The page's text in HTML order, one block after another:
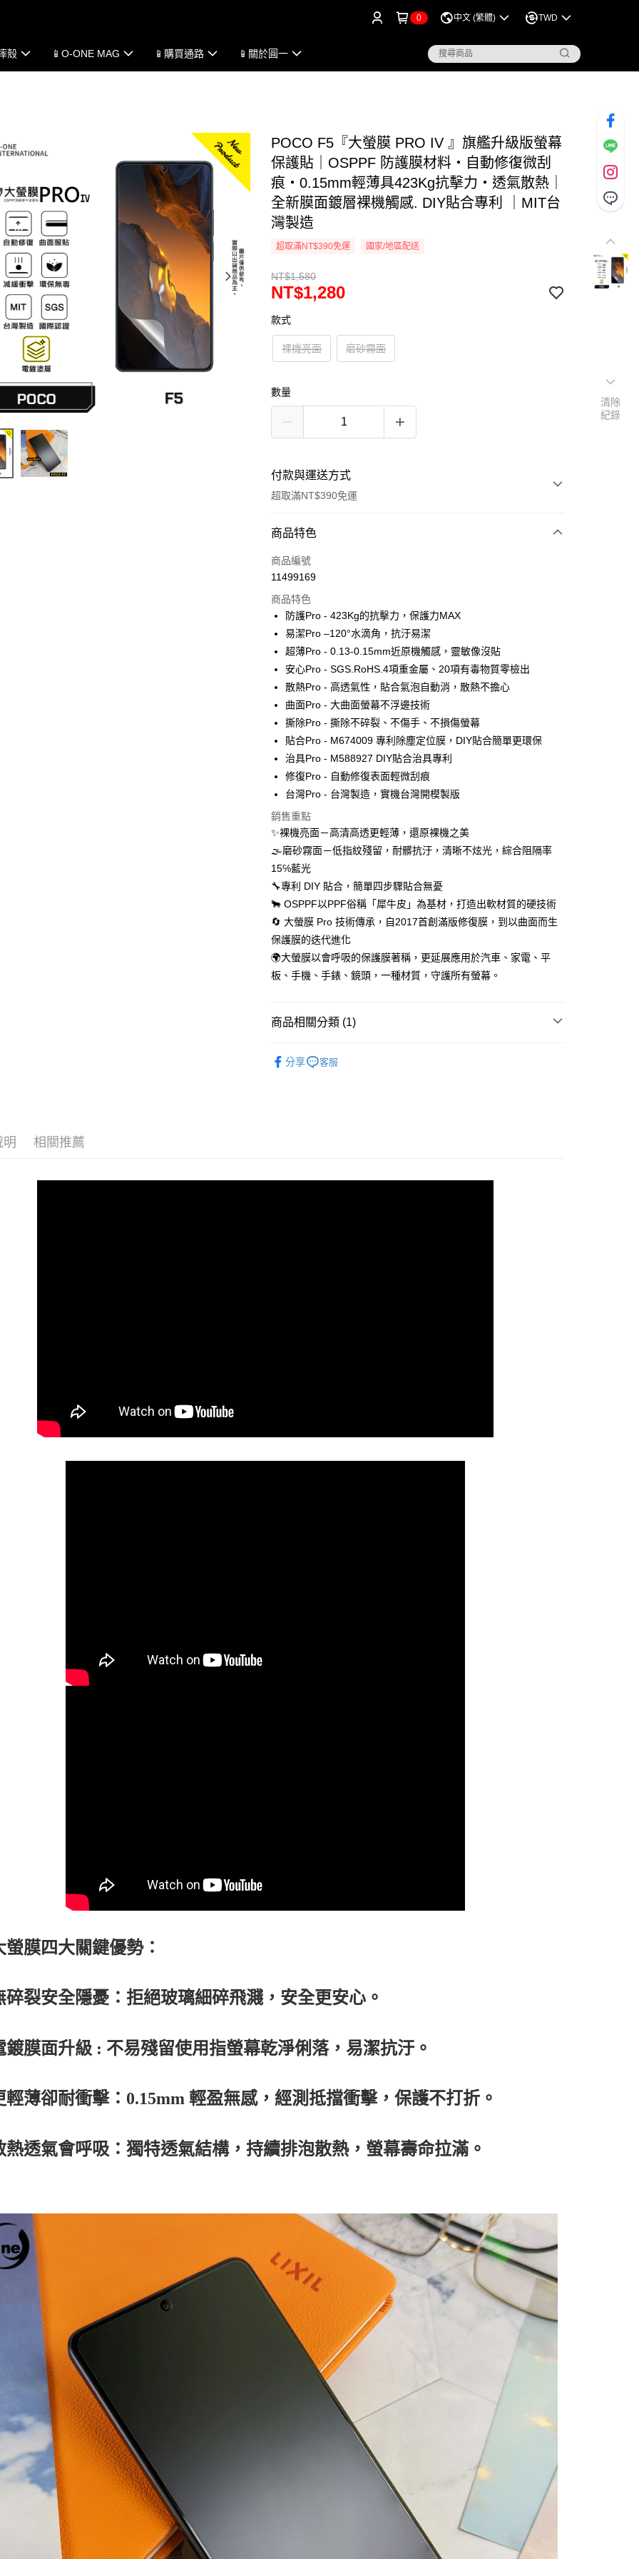
0 中文 (繁體) TWD
殼 📱O-ONE MAG 📱購買通路 📱關於圓一
POCO F5『大螢膜 PRO IV 』旗艦升級版螢幕
保護貼｜OSPPF 防護膜材料・自動修復微刮
痕・0.15mm輕薄具423Kg抗擊力・透氣散熱｜
全新膜面鍍層裸機觸感. DIY貼合專利 ｜MIT台
灣製造
超取滿NT$390免運 國家/地區配送
NT$1,580
NT$1,280
款式
裸機亮面 磨砂霧面
數量
付款與運送方式
超取滿NT$390免運
付款方式
信用卡一次付款
運送方式
全家取貨付款
每筆NT$60，滿NT$390(含以上)免運費
7-11取貨付款
每筆NT$60，滿NT$390(含以上)免運費
宅配
國際配送
商品特色
商品編號
11499169
商品特色
防護Pro - 423Kg的抗擊力，保護力MAX
易潔Pro –120°水滴角，抗汙易潔
超薄Pro - 0.13-0.15mm近原機觸感，靈敏像沒貼
安心Pro - SGS.RoHS.4項重金屬、20項有毒物質零檢出
散熱Pro - 高透氣性，貼合氣泡自動消，散熱不擔心
曲面Pro - 大曲面螢幕不浮邊技術
撕除Pro - 撕除不碎裂、不傷手、不損傷螢幕
貼合Pro - M674009 專利除塵定位膜，DIY貼合簡單更環保
治具Pro - M588927 DIY貼合治具專利
修復Pro - 自動修復表面輕微刮痕
台灣Pro - 台灣製造，實機台灣開模製版
銷售重點
✨裸機亮面－高清高透更輕薄，還原裸機之美
🌫磨砂霧面－低指紋殘留，耐髒抗汙，清晰不炫光，綜合阻隔率
15℅藍光
🔧專利 DIY 貼合，簡單四步驟貼合無憂
🐂 OSPPF以PPF俗稱「犀牛皮」為基材，打造出軟材質的硬技術
🔄 大螢膜 Pro 技術傳承，自2017首創滿版修復膜，到以曲面而生
保護膜的迭代進化
🌍大螢膜以會呼吸的保護膜著稱，更延展應用於汽車、家電、平
板、手機、手錶、鏡頭，一種材質，守護所有螢幕。
商品相關分類 (1)
分享
客服
明 相關推薦
螢膜四大關鍵優勢：
碎裂安全隱憂：拒絕玻璃細碎飛濺，安全更安心。
鍍膜面升級 : 不易殘留使用指螢幕乾淨俐落，易潔抗汙。
輕薄卻耐衝擊：0.15mm 輕盈無感，經測抵擋衝擊，保護不打折。
熱透氣會呼吸：獨特透氣結構，持續排泡散熱，螢幕壽命拉滿。
清除
紀錄